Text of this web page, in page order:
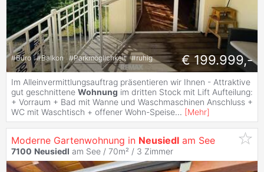
#Büro #Balkon #Parkmöglichkeit #ruhig € 199.999,-
Im Alleinvermittlungsauftrag präsentieren wir Ihnen - Attraktive
gut geschnittene Wohnung im dritten Stock mit Lift Aufteilung:
+ Vorraum + Bad mit Wanne und Waschmaschinen Anschluss +
WC mit Waschtisch + offener Wohn-Speise... [Mehr]
Moderne Gartenwohnung in Neusiedl am See
7100 Neusiedl am See / 70m² / 3 Zimmer